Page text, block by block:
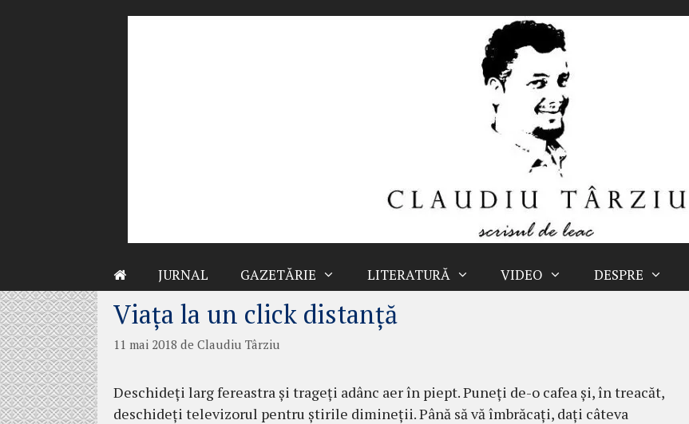
JURNAL GAZETĂRIE LITERATURĂ VIDEO DESPRE
Viaţa la un click distanţă
11 mai 2018 de Claudiu Târziu
Deschideţi larg fereastra şi trageţi adânc aer în piept. Puneţi de-o cafea şi, în treacăt,
deschideţi televizorul pentru ştirile dimineţii. Până să vă îmbrăcaţi, daţi câteva